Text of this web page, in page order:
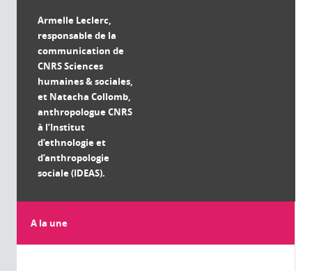
Armelle Leclerc,
responsable de la
communication de
CNRS Sciences
humaines & sociales,
et Natacha Collomb,
anthropologue CNRS
à l’Institut
d’ethnologie et
d’anthropologie
sociale (IDEAS).
A la une